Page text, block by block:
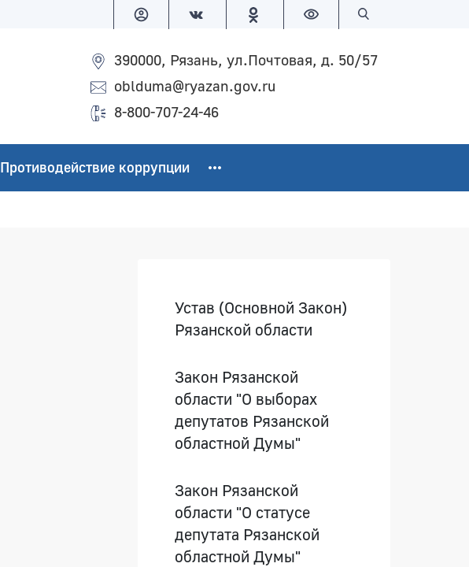
Версия для слабовидящих
390000, Рязань, ул.Почтовая, д. 50/57
oblduma@ryazan.gov.ru
8-800-707-24-46
Противодействие коррупции
Устав (Основной Закон)
Рязанской области
Закон Рязанской
области "О выборах
депутатов Рязанской
областной Думы"
Закон Рязанской
области "О статусе
депутата Рязанской
областной Думы"